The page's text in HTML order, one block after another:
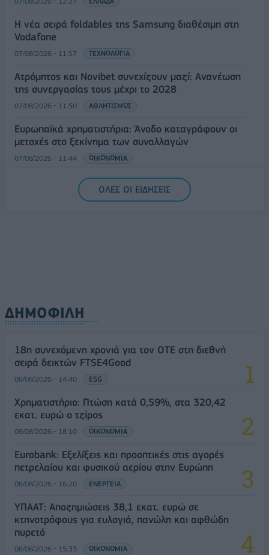
Η νέα σειρά foldables της Samsung διαθέσιμη στη
Vodafone
07/08/2026 - 11:57 ΤΕΧΝΟΛΟΓΙΑ
Ατρόμητος και Novibet συνεχίζουν μαζί: Ανανέωση
της συνεργασίας τους μέχρι το 2028
07/08/2026 - 11:50 ΑΘΛΗΤΙΣΜΟΣ
Ευρωπαϊκά χρηματιστήρια: Άνοδο καταγράφουν οι
μετοχές στο ξεκίνημα των συναλλαγών
07/08/2026 - 11:44 ΟΙΚΟΝΟΜΙΑ
ΟΛΕΣ ΟΙ ΕΙΔΗΣΕΙΣ
ΔΗΜΟΦΙΛΗ
18η συνεχόμενη χρονιά για τον ΟΤΕ στη διεθνή
σειρά δεικτών FTSE4Good
06/08/2026 - 14:40 ESG
Χρηματιστήριο: Πτώση κατά 0,59%, στα 320,42
εκατ. ευρώ ο τζίρος
06/08/2026 - 18:10 ΟΙΚΟΝΟΜΙΑ
Eurobank: Εξελίξεις και προοπτικές στις αγορές
πετρελαίου και φυσικού αερίου στην Ευρώπη
06/08/2026 - 16:20 ΕΝΕΡΓΕΙΑ
ΥΠΑΑΤ: Αποζημιώσεις 38,1 εκατ. ευρώ σε
κτηνοτρόφους για ευλογιά, πανώλη και αφθώδη
πυρετό
06/08/2026 - 15:33 ΟΙΚΟΝΟΜΙΑ